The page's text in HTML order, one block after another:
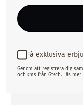
🥰🥰
Super snygg
Alice M.
Få exklusiva
Genom att registrera dig
och sms från Gtech. Läs mer